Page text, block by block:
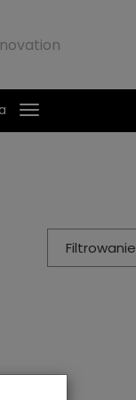
Filtrowanie